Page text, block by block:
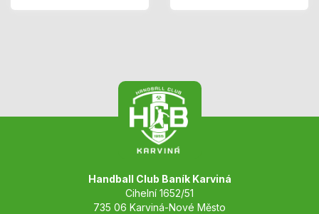
Handball Club Baník Karviná
Cihelní 1652/51
735 06 Karviná-Nové Město